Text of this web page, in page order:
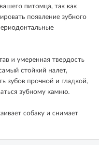
питомца, так как
появление зубного
и умеренная твердость
стойкий налет,
зубов прочной и гладкой,
зубному камню.
собаку и снимает